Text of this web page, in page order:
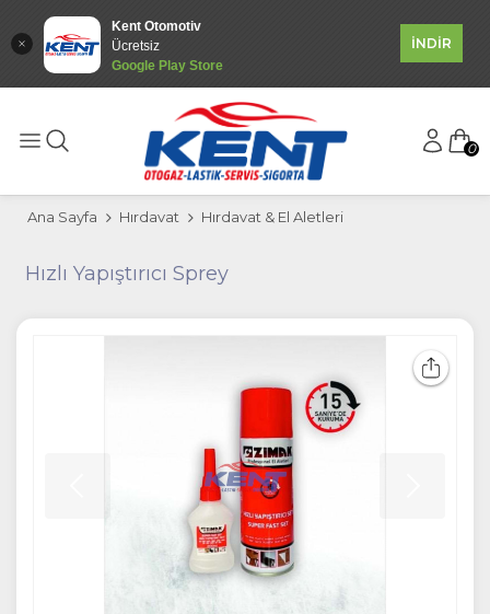
Kent Otomotiv
Ücretsiz
Google Play Store
İNDİR
0
Ana Sayfa Hırdavat Hırdavat & El Aletleri
Hızlı Yapıştırıcı Sprey